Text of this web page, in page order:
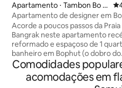
Apartamento ⋅ Tambon Bo P
ut
Apartamento de designer em
Piscina • Academia • Praia a
km
Acorde a poucos passos da Praia
Bangrak neste apartamento
reformado e espaçoso de 1
banheiro em Bophut (o dobro do
tamanho dos estúdios Replay)
cozinha completa, piscina
e academia. Caminhe até a Vila dos
Comodidades
acomodações em